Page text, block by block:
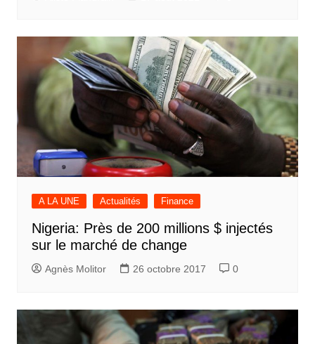
A LA UNE Actualités Finance
Nigeria: Près de 200 millions $ injectés
sur le marché de change
Agnès Molitor 26 octobre 2017 0